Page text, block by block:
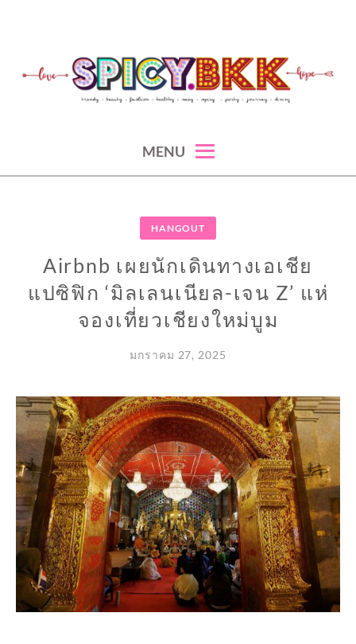
content
MENU
HANGOUT
Airbnb เผยนักเดินทางเอเชีย
แปซิฟิก ‘มิลเลนเนียล-เจน Z’ แห่
จองเที่ยวเชียงใหม่บูม
มกราคม 27, 2025